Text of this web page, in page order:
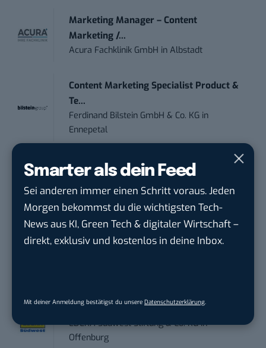
Smarter als dein Feed
Sei anderen immer einen Schritt voraus. Jeden
Morgen bekommst du die wichtigsten Tech-
News aus KI, Green Tech & digitaler Wirtschaft –
direkt, exklusiv und kostenlos in deine Inbox.
Mit deiner Anmeldung bestätigst du unsere Datenschutzerklärung.
Marketing Manager – Content
Marketing /...
Acura Fachklinik GmbH inAlbstadt
Content Marketing Specialist Product &
Te...
Ferdinand Bilstein GmbH & Co. KG in
Ennepetal
Social Media Manager (w/m/d)
ENERVIE - Südwestfalen Energie und Wasser
AG inHagen
PR & Social Media Coordinator (m/w/d)
Tropical Island Holding GmbHin Königs
Schwerpunkt Pai...
EDEKA Südwest Stiftung & Co. KGin
Offenburg